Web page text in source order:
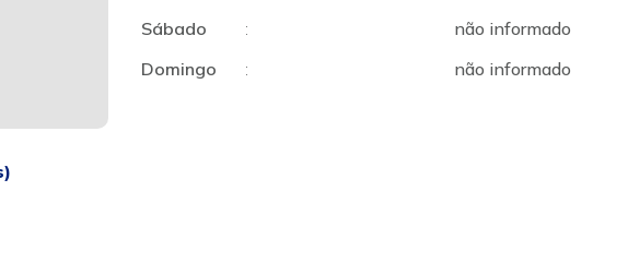
Sábado
:
não informado
Domingo
: não informado